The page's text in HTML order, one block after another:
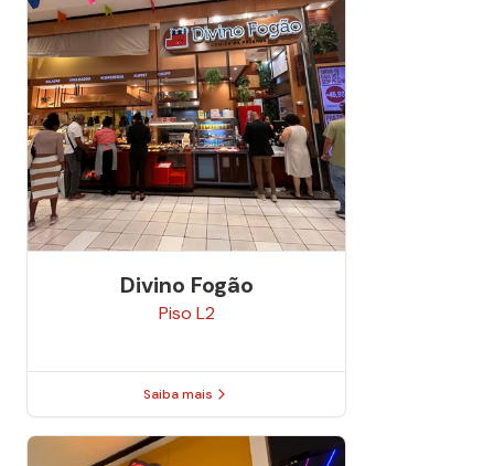
Divino Fogão
Piso L2
Saiba mais